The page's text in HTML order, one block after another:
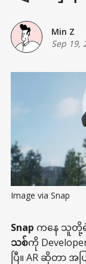
Min Z
Sep 19,
Image via Snap
Snap ကနေ သူတို့
သစ်ကို
ပြီ။ AR ဆိုတာ